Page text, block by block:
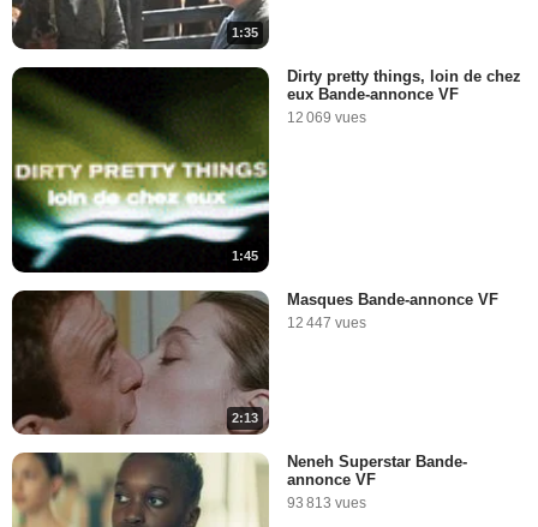
1:35
1:45
Dirty pretty things, loin de chez
eux Bande-annonce VF
12 069 vues
2:13
Masques Bande-annonce VF
12 447 vues
Neneh Superstar Bande-
annonce VF
93 813 vues